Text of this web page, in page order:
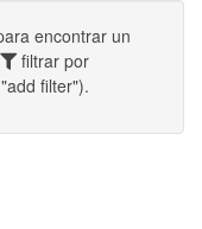
encontrar un
filtrar por
filter").